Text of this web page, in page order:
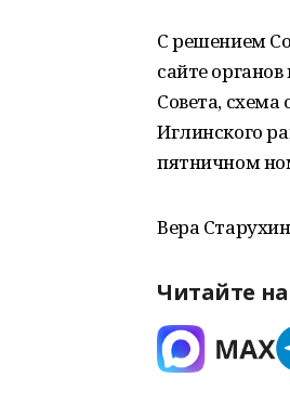
С решением
сайте
Совета,
Иглинского
пятничном
Вера
Читайте